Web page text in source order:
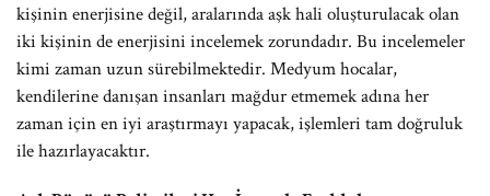
kişinin enerjisine değil, aralarında aşk hali oluşturulacak olan
iki kişinin de enerjisini incelemek zorundadır. Bu incelemeler
kimi zaman uzun sürebilmektedir. Medyum hocalar,
kendilerine danışan insanları mağdur etmemek adına her
zaman için en iyi araştırmayı yapacak, işlemleri tam doğruluk
ile hazırlayacaktır.